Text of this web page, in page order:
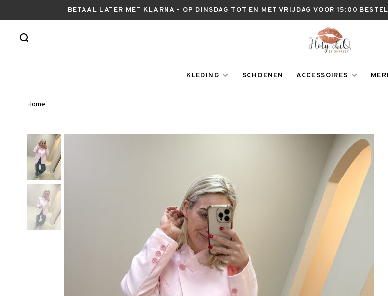
BETAAL LATER MET KLARNA - OP DINSDAG TOT EN MET VRIJDAG VOOR 15:00
KLEDING SCHOENEN ACCESSOIRES
Home